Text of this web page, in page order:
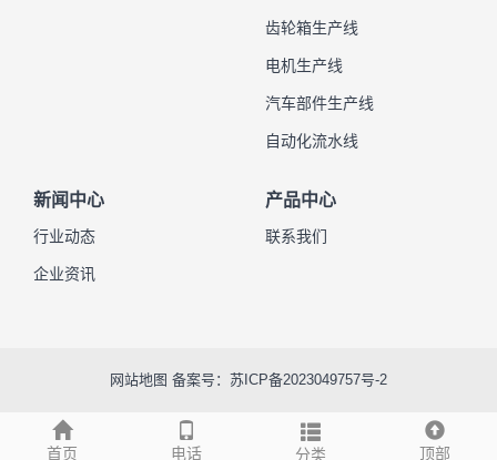
首页 电话 分类 顶部
齿轮箱生产线
电机生产线
汽车部件生产线
自动化流水线
新闻中心
行业动态
企业资讯
产品中心
联系我们
网站地图 备案号： 苏ICP备2023049757号-2